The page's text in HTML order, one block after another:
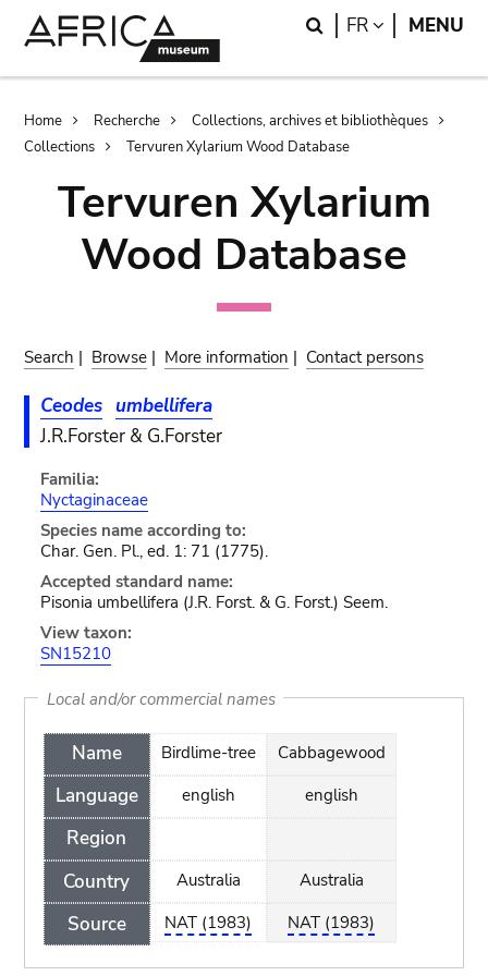
Search
FR LANGUAGE
MENU
Breadcrumb
Home Recherche
Collections, archives et bibliothèques
Collections
Tervuren Xylarium Wood Database
Tervuren Xylarium
Wood Database
Search | Browse | More information | Contact persons
Ceodes umbellifera
J.R.Forster & G.Forster
Familia:
Nyctaginaceae
Species name according to:
Char. Gen. Pl., ed. 1: 71 (1775).
Accepted standard name:
Pisonia umbellifera (J.R. Forst. & G. Forst.) Seem.
View taxon:
SN15210
Local and/or commercial names
Name
Language
Region
Country
Source
Birdlime-tree
english
Australia
NAT (1983)
Cabbagewood
english
Australia
NAT (1983)